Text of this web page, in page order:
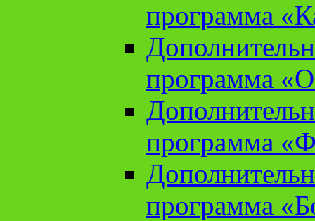
программа
программа
программа
программа